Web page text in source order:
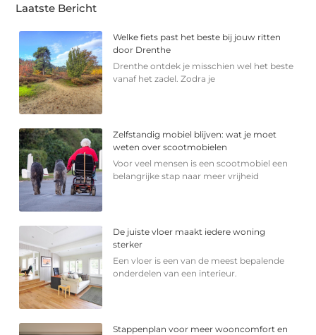
Laatste Bericht
Welke fiets past het beste bij jouw ritten
door Drenthe
Drenthe ontdek je misschien wel het beste
vanaf het zadel. Zodra je
Zelfstandig mobiel blijven: wat je moet
weten over scootmobielen
Voor veel mensen is een scootmobiel een
belangrijke stap naar meer vrijheid
De juiste vloer maakt iedere woning
sterker
Een vloer is een van de meest bepalende
onderdelen van een interieur.
Stappenplan voor meer wooncomfort en